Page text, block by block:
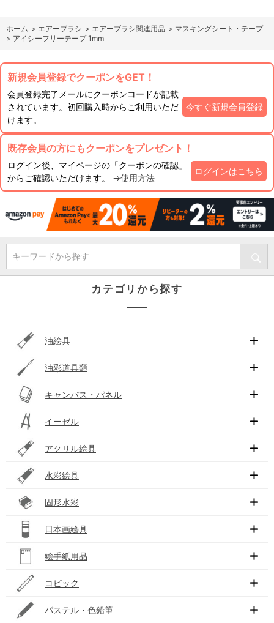
ホーム > エアーブラシ > エアーブラシ関連用品 > マスキングシート・テープ
> アイシーフリーテープ 1mm
新規会員登録でクーポンをGET！
会員登録完了メールにクーポンコードが記載
されています。初回購入時からご利用いただ
けます。
今すぐ新規会員登録
既存会員の方にもクーポンをプレゼント！
ログイン後、マイページの「クーポンの確認」
からご確認いただけます。 →使用方法
ログインはこちら
キーワードから探す
カテゴリから探す
油絵具
油彩道具類
キャンバス・パネル
イーゼル
アクリル絵具
水彩絵具
固形水彩
日本画絵具
絵手紙用品
コピック
パステル・色鉛筆